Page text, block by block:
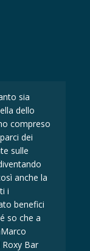
sia
dello
compreso
dei
sulle
anche la
i
benefici
so che a
Bar